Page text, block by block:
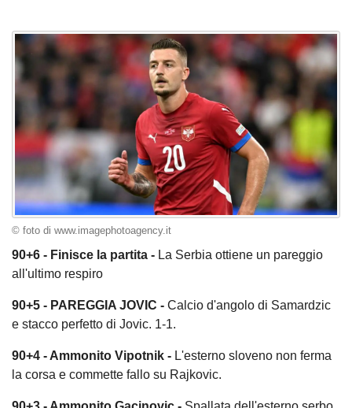
© foto di www.imagephotoagency.it
90+6 - Finisce la partita - La Serbia ottiene un pareggio
all'ultimo respiro
90+5 - PAREGGIA JOVIC - Calcio d'angolo di Samardzic
e stacco perfetto di Jovic. 1-1.
90+4 - Ammonito Vipotnik - L'esterno sloveno non ferma
la corsa e commette fallo su Rajkovic.